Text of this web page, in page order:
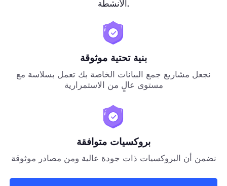
الأنشطة.
بنية تحتية موثوقة
نجعل مشاريع جمع البيانات الخاصة بك تعمل بسلاسة مع
مستوى عالٍ من الاستمرارية
بروكسيات متوافقة
نضمن أن البروكسيات ذات جودة عالية ومن مصادر موثوقة